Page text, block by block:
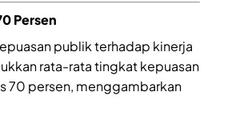
Persen
publik terhadap kinerja
rata-rata tingkat kepuasan
70 persen, menggambarkan